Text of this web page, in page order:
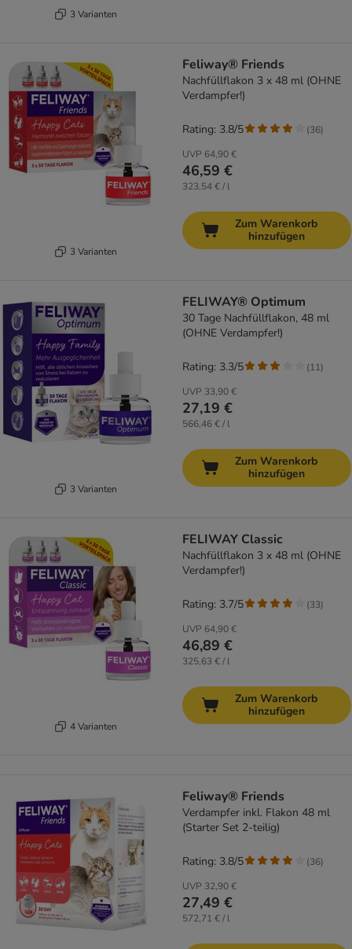
3 Varianten
3 Varianten
Feliway® Friends
Nachfüllflakon 3 x 48 ml (OHNE
Verdampfer!)
UVP 64,90 €
46,59 €
323,54 € / l
Rating: 3.8/5 (36)
Zum Warenkorb
hinzufügen
3 Varianten
FELIWAY® Optimum
30 Tage Nachfüllflakon, 48 ml
(OHNE Verdampfer!)
UVP 33,90 €
27,19 €
566,46 € / l
Rating: 3.3/5 (11)
Zum Warenkorb
hinzufügen
4 Varianten
FELIWAY Classic
Nachfüllflakon 3 x 48 ml (OHNE
Verdampfer!)
UVP 64,90 €
46,89 €
325,63 € / l
Rating: 3.7/5 (33)
Zum Warenkorb
hinzufügen
Feliway® Friends
Verdampfer inkl. Flakon 48 ml
(Starter Set 2-teilig)
UVP 32,90 €
27,49 €
572,71 € / l
Rating: 3.8/5 (36)